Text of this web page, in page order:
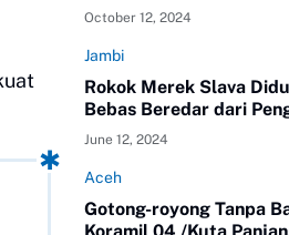
October 12, 2024
Jambi
Rokok Merek Slava
Bebas Beredar dari
June 12, 2024
Aceh
Gotong-royong Tanpa